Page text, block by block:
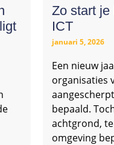
Zo start je
ICT
januari 5, 2026
Een nieuw
organisaties
bepaald.
achtgrond,
omgeving